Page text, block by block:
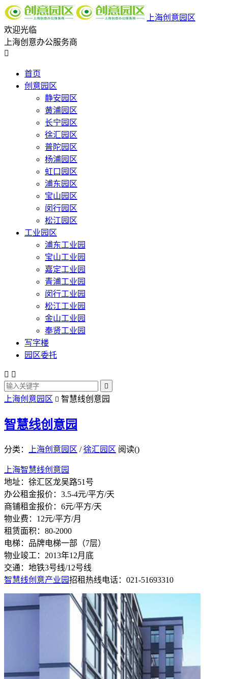
上海创意园区
欢迎光临
上海创意办公服务商

首页
创意园区
静安园区
黄浦园区
长宁园区
徐汇园区
普陀园区
杨浦园区
虹口园区
浦东园区
宝山园区
闵行园区
松江园区
工业园区
浦东工业园
宝山工业园
嘉定工业园
青浦工业园
闵行工业园
松江工业园
金山工业园
奉贤工业园
写字楼
园区委托
 

上海创意园区  智慧线创意园
智慧线创意园
分类： 上海创意园区 /徐汇园区 阅读()
上海智慧线创意园
地址：徐汇区龙吴路51号
办公租金报价：3.5-4元/平方/天
商铺租金报价：6元/平方/天
物业费：12元/平方/月
租赁面积：80-2000
电梯：品牌电梯一部（7层）
物业竣工：2013年12月底
交通：地铁3号线/12号线
智慧线创意产业园招租热线电话：021-51693310